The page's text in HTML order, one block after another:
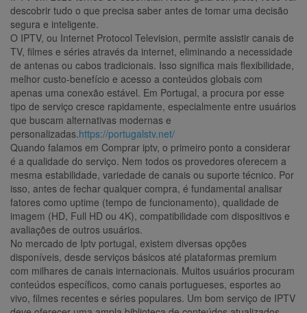
descobrir tudo o que precisa saber antes de tomar uma decisão
segura e inteligente.
O IPTV, ou Internet Protocol Television, permite assistir canais de
TV, filmes e séries através da internet, eliminando a necessidade
de antenas ou cabos tradicionais. Isso significa mais flexibilidade,
melhor custo-benefício e acesso a conteúdos globais com
apenas uma conexão estável. Em Portugal, a procura por esse
tipo de serviço cresce rapidamente, especialmente entre usuários
que buscam alternativas modernas e
personalizadas.https://portugalstv.net/
Quando falamos em Comprar iptv, o primeiro ponto a considerar
é a qualidade do serviço. Nem todos os provedores oferecem a
mesma estabilidade, variedade de canais ou suporte técnico. Por
isso, antes de fechar qualquer compra, é fundamental analisar
fatores como uptime (tempo de funcionamento), qualidade de
imagem (HD, Full HD ou 4K), compatibilidade com dispositivos e
avaliações de outros usuários.
No mercado de Iptv portugal, existem diversas opções
disponíveis, desde serviços básicos até plataformas premium
com milhares de canais internacionais. Muitos usuários procuram
conteúdos específicos, como canais portugueses, esportes ao
vivo, filmes recentes e séries populares. Um bom serviço de IPTV